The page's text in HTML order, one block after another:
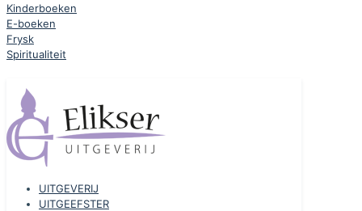
Kinderboeken
E-boeken
Frysk
Spiritualiteit
UITGEVERIJ
UITGEEFSTER